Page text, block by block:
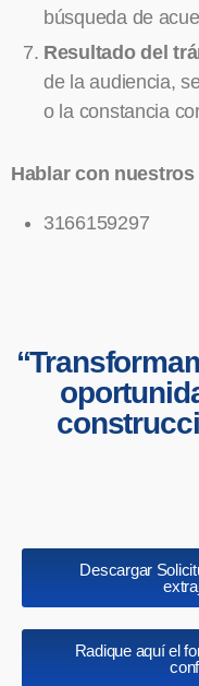
búsqueda de
Resultado del
de la audiencia,
o la constancia
Hablar con
3166159297
Descargar
Radique aquí el